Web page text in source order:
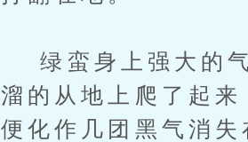
绿蛮身上强大的气
溜的从地上爬了起
便化作几团黑气消失